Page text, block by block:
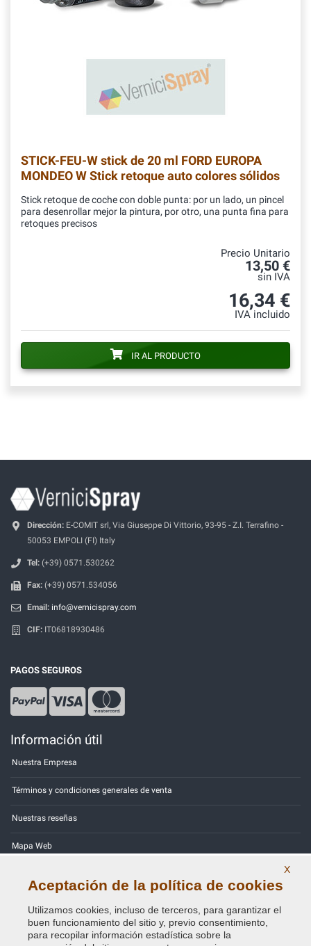
STICK-FEU-Wstick de 20 ml FORD EUROPA
MONDEO W Stick retoque auto colores sólidos
Stick retoque de coche con doble punta: por un lado, un pincel
para desenrollar mejor la pintura, por otro, una punta fina para
retoques precisos
Precio Unitario
13,50 €
sin IVA
16,34 €
IVA incluido
IR AL PRODUCTO
Dirección: E-COMIT srl, Via Giuseppe Di Vittorio, 93-95 - Z.I. Terrafino -
50053 EMPOLI (FI) Italy
Tel: (+39) 0571.530262
Fax: (+39) 0571.534056
Email: info@vernicispray.com
CIF: IT06818930486
PAGOS SEGUROS
Información útil
Nuestra Empresa
Términos y condiciones generales de venta
Nuestras reseñas
Mapa Web
Política de Privacidad - RGPD
X
Aceptación de la política de cookies
Utilizamos cookies, incluso de terceros, para garantizar el
buen funcionamiento del sitio y, previo consentimiento,
para recopilar información estadística sobre la